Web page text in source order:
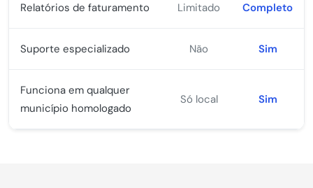
Relatórios de faturamento Limitado Completo
Suporte especializado Não Sim
Funciona em qualquer
município homologado
Só local Sim